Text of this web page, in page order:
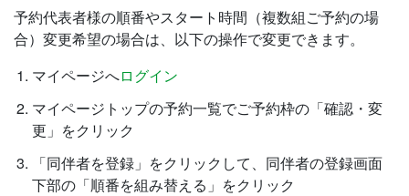
予約代表者様の順番やスタート時間（複数組ご予約の場
合）変更希望の場合は、以下の操作で変更できます。
マイページへログイン
マイページトップの予約一覧でご予約枠の「確認・変
更」をクリック
「同伴者を登録」をクリックして、同伴者の登録画面
下部の「順番を組み替える」をクリック